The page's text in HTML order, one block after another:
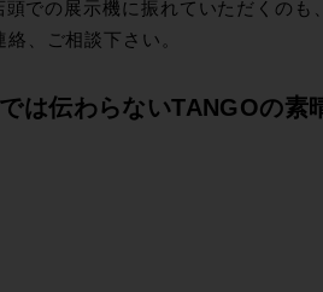
での展示機に振れていただくのも
、ご相談下さい。
は伝わらないTANGOの素